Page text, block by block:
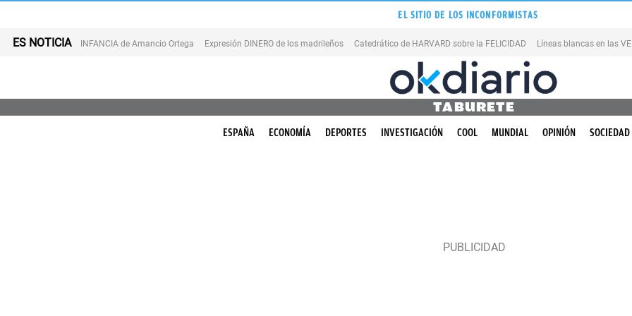
EL SITIO DE LOS INCONFORMISTAS
ES NOTICIA INFANCIA de Amancio Ortega Expresión DINERO de los madrileños Catedrático de HARVARD sobre la FELICIDAD Líneas blancas en las
TABURETE
ESPAÑA ECONOMÍA DEPORTES INVESTIGACIÓN COOL MUNDIAL OPINIÓN SOCIEDAD